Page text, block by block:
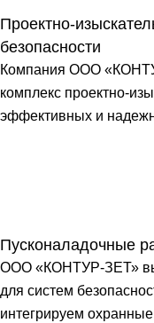
Проектно-
безопасности
Компания ООО
комплекс проектно-
эффективных и
Пусконаладочные
ООО «КОНТУР-ЗЕТ»
для систем
интегрируем